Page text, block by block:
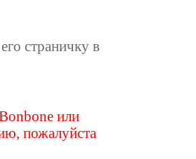
страничку в
или
пожалуйста